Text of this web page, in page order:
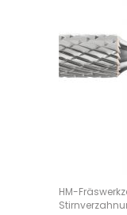
HM-